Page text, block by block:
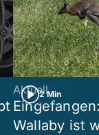
2 Min
Aktuell
Wallaby ist